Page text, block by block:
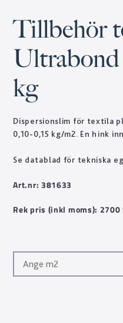
Tillbehör
Ultrabond
kg
Dispersionslim för textila
0,10-0,15 kg/m2. En hink
Se datablad för tekniska
Art.nr: 381633
Rek pris (inkl moms): 2700